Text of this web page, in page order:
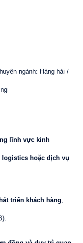
ngành: Hàng hải /
lĩnh vực kinh
logistics hoặc dịch vụ
triển khách hàng,